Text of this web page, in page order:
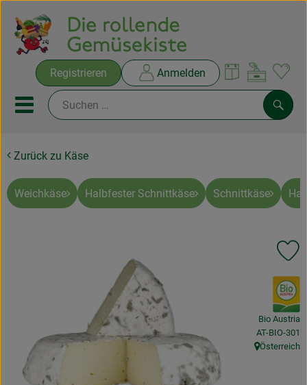
Registrieren Anmelden
Mobiles Menu öffnen oder
Ökokisten
Rezepte
Obst & Gemüse
Frisches
Naturkost
Zurück zu Käse
Weichkäse Halbfester Schnittkäse Schnittkäse
, Verband:
Bio Austria
,
AT-BIO-301
, Herkunft:
Österreich